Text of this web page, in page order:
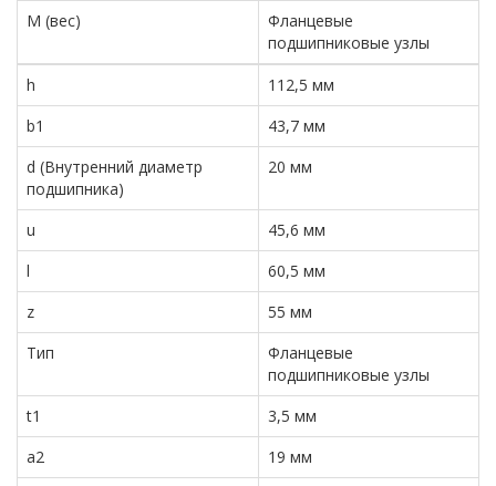
M (вес)
Фланцевые
подшипниковые узлы
h
112,5 мм
b1
43,7 мм
d (Внутренний диаметр
подшипника)
20 мм
u
45,6 мм
l
60,5 мм
z
55 мм
Тип
Фланцевые
подшипниковые узлы
t1
3,5 мм
a2
19 мм